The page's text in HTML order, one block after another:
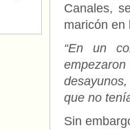
Canales,
maricón en
“En un
que no
Sin